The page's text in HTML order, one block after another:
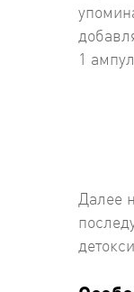
1
Далее